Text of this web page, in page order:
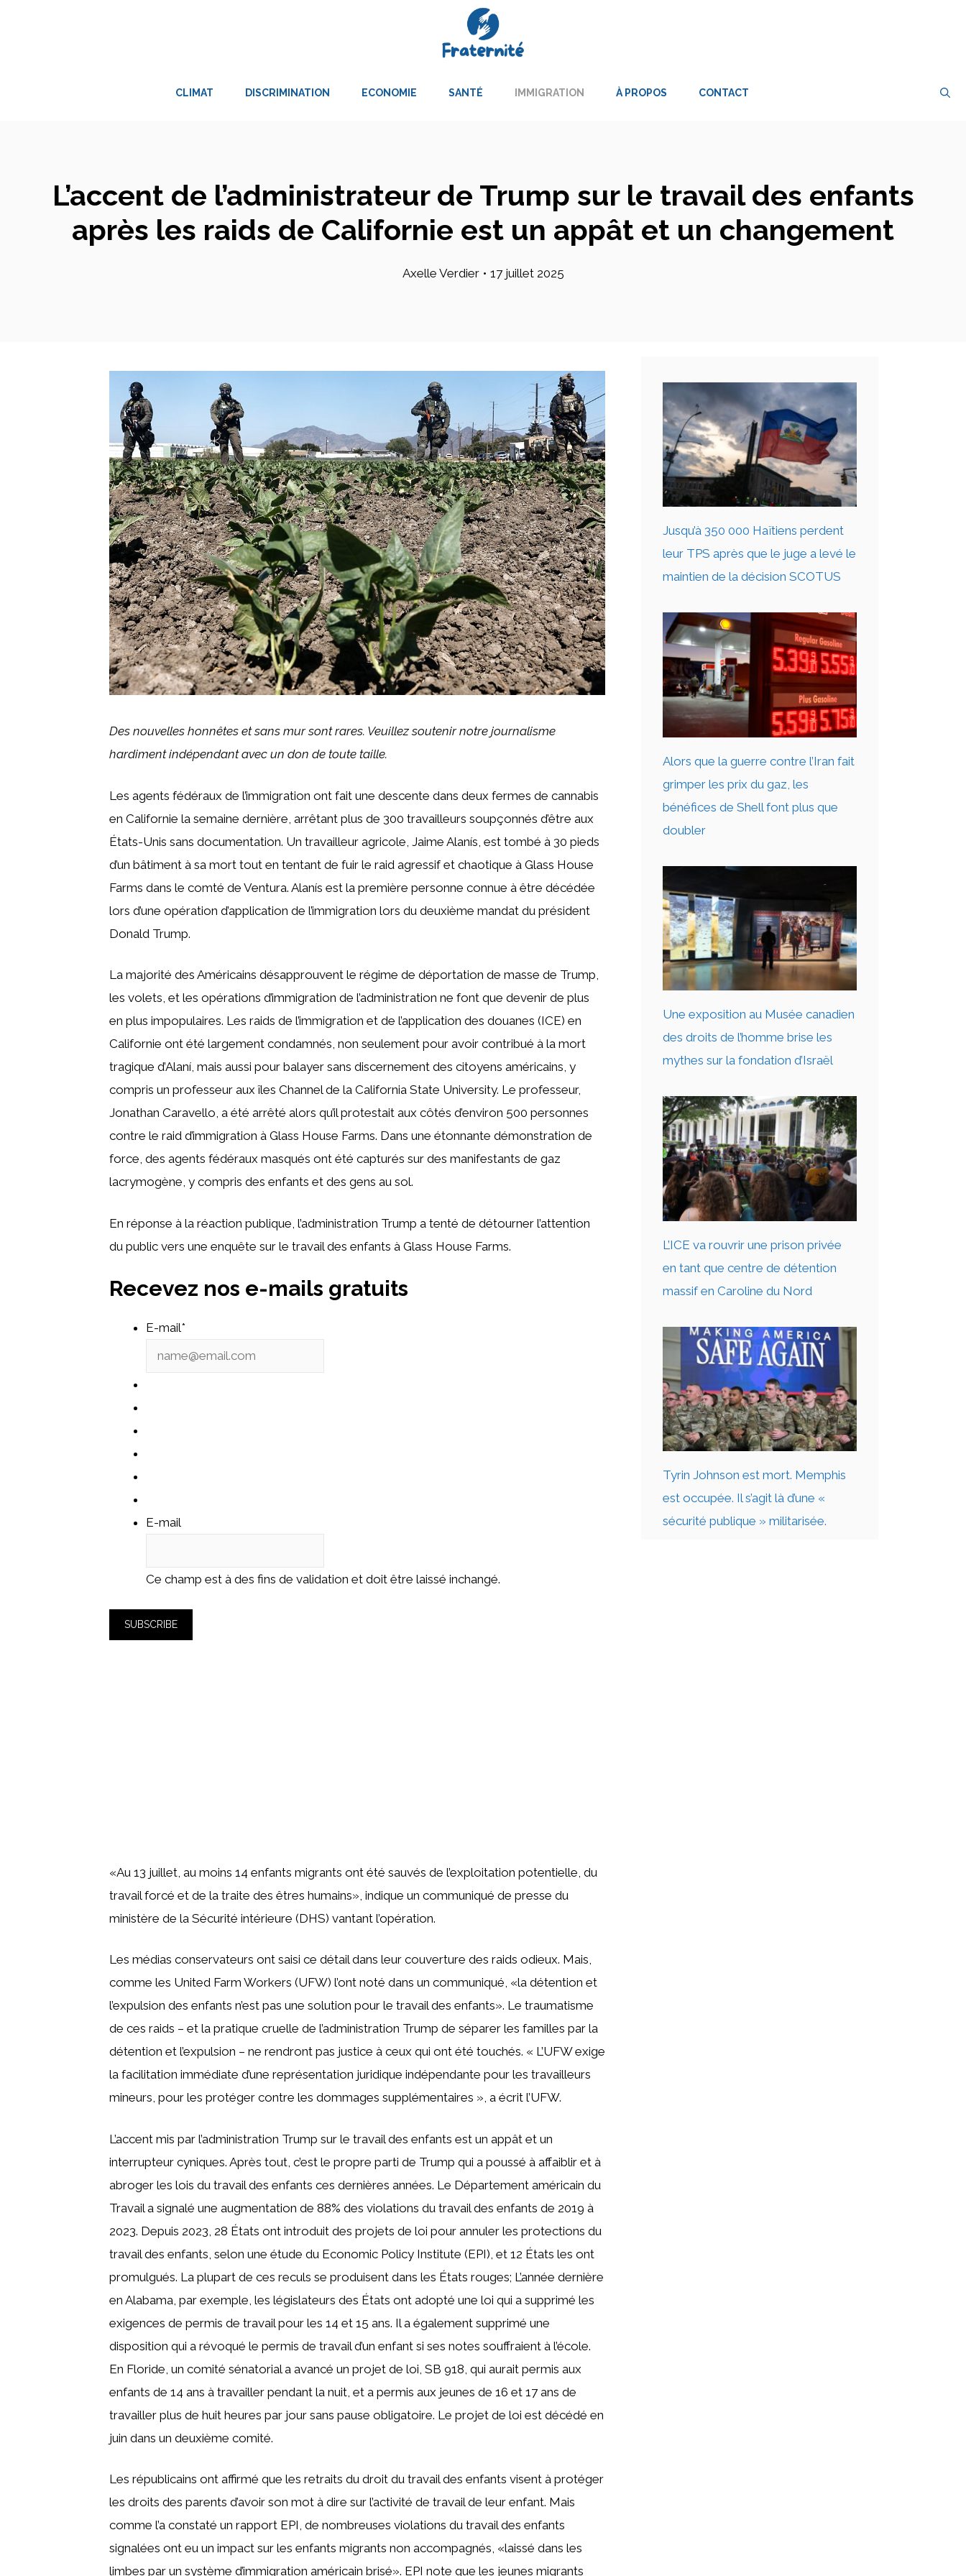
CLIMAT DISCRIMINATION ECONOMIE SANTÉ IMMIGRATION À PROPOS CONTACT
L’accent de l’administrateur de Trump sur le travail des enfants
après les raids de Californie est un appât et un changement
Axelle Verdier • 17 juillet 2025
Des nouvelles honnêtes et sans mur sont rares. Veuillez soutenir notre journalisme
hardiment indépendant avec un don de toute taille.
Les agents fédéraux de l’immigration ont fait une descente dans deux fermes de cannabis
en Californie la semaine dernière, arrêtant plus de 300 travailleurs soupçonnés d’être aux
États-Unis sans documentation. Un travailleur agricole, Jaime Alanís, est tombé à 30 pieds
d’un bâtiment à sa mort tout en tentant de fuir le raid agressif et chaotique à Glass House
Farms dans le comté de Ventura. Alanís est la première personne connue à être décédée
lors d’une opération d’application de l’immigration lors du deuxième mandat du président
Donald Trump.
La majorité des Américains désapprouvent le régime de déportation de masse de Trump,
les volets, et les opérations d’immigration de l’administration ne font que devenir de plus
en plus impopulaires. Les raids de l’immigration et de l’application des douanes (ICE) en
Californie ont été largement condamnés, non seulement pour avoir contribué à la mort
tragique d’Alaní, mais aussi pour balayer sans discernement des citoyens américains, y
compris un professeur aux îles Channel de la California State University. Le professeur,
Jonathan Caravello, a été arrêté alors qu’il protestait aux côtés d’environ 500 personnes
contre le raid d’immigration à Glass House Farms. Dans une étonnante démonstration de
force, des agents fédéraux masqués ont été capturés sur des manifestants de gaz
lacrymogène, y compris des enfants et des gens au sol.
En réponse à la réaction publique, l’administration Trump a tenté de détourner l’attention
du public vers une enquête sur le travail des enfants à Glass House Farms.
Recevez nos e-mails gratuits
E-mail*
E-mail
Ce champ est à des fins de validation et doit être laissé inchangé.
«Au 13 juillet, au moins 14 enfants migrants ont été sauvés de l’exploitation potentielle, du
travail forcé et de la traite des êtres humains», indique un communiqué de presse du
ministère de la Sécurité intérieure (DHS) vantant l’opération.
Les médias conservateurs ont saisi ce détail dans leur couverture des raids odieux. Mais,
comme les United Farm Workers (UFW) l’ont noté dans un communiqué, «la détention et
l’expulsion des enfants n’est pas une solution pour le travail des enfants». Le traumatisme
de ces raids – et la pratique cruelle de l’administration Trump de séparer les familles par la
détention et l’expulsion – ne rendront pas justice à ceux qui ont été touchés. « L’UFW exige
la facilitation immédiate d’une représentation juridique indépendante pour les travailleurs
mineurs, pour les protéger contre les dommages supplémentaires », a écrit l’UFW.
L’accent mis par l’administration Trump sur le travail des enfants est un appât et un
interrupteur cyniques. Après tout, c’est le propre parti de Trump qui a poussé à affaiblir et à
abroger les lois du travail des enfants ces dernières années. Le Département américain du
Travail a signalé une augmentation de 88% des violations du travail des enfants de 2019 à
2023. Depuis 2023, 28 États ont introduit des projets de loi pour annuler les protections du
travail des enfants, selon une étude du Economic Policy Institute (EPI), et 12 États les ont
promulgués. La plupart de ces reculs se produisent dans les États rouges; L’année dernière
en Alabama, par exemple, les législateurs des États ont adopté une loi qui a supprimé les
exigences de permis de travail pour les 14 et 15 ans. Il a également supprimé une
disposition qui a révoqué le permis de travail d’un enfant si ses notes souffraient à l’école.
En Floride, un comité sénatorial a avancé un projet de loi, SB 918, qui aurait permis aux
enfants de 14 ans à travailler pendant la nuit, et a permis aux jeunes de 16 et 17 ans de
travailler plus de huit heures par jour sans pause obligatoire. Le projet de loi est décédé en
juin dans un deuxième comité.
Les républicains ont affirmé que les retraits du droit du travail des enfants visent à protéger
les droits des parents d’avoir son mot à dire sur l’activité de travail de leur enfant. Mais
comme l’a constaté un rapport EPI, de nombreuses violations du travail des enfants
signalées ont eu un impact sur les enfants migrants non accompagnés, «laissé dans les
limbes par un système d’immigration américain brisé». EPI note que les jeunes migrants
Jusqu’à 350 000 Haïtiens perdent
leur TPS après que le juge a levé le
maintien de la décision SCOTUS
Alors que la guerre contre l’Iran fait
grimper les prix du gaz, les
bénéfices de Shell font plus que
doubler
Une exposition au Musée canadien
des droits de l’homme brise les
mythes sur la fondation d’Israël
L’ICE va rouvrir une prison privée
en tant que centre de détention
massif en Caroline du Nord
Tyrin Johnson est mort. Memphis
est occupée. Il s’agit là d’une «
sécurité publique » militarisée.